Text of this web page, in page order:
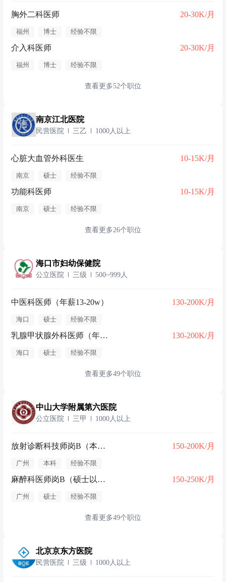
胸外二科医师 20-30K/月
福州 博士 经验不限
介入科医师 20-30K/月
福州 博士 经验不限
查看更多52个职位
南京江北医院
民营医院 三乙 1000人以上
心脏大血管外科医生 10-15K/月
南京 硕士 经验不限
功能科医师 10-15K/月
南京 硕士 经验不限
查看更多26个职位
海口市妇幼保健院
公立医院 三级 500~999人
中医科医师（年薪13-20w） 130-200K/月
海口 硕士 经验不限
乳腺甲状腺外科医师（年薪13-20w） 130-200K/月
海口 硕士 经验不限
查看更多49个职位
中山大学附属第六医院
公立医院 三甲 1000人以上
放射诊断科技师岗B（本科以上） 150-200K/月
广州 本科 经验不限
麻醉科医师岗B（硕士以上） 150-250K/月
广州 硕士 经验不限
查看更多49个职位
北京京东方医院
民营医院 三级 1000人以上